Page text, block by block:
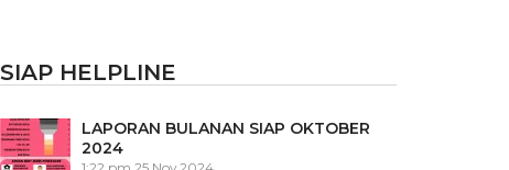
SIAP HELPLINE
LAPORAN BULANAN SIAP OKTOBER
2024